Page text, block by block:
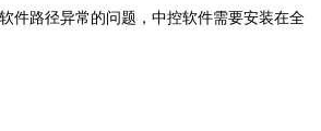
件路径异常的问题，中控软件需要安装在全